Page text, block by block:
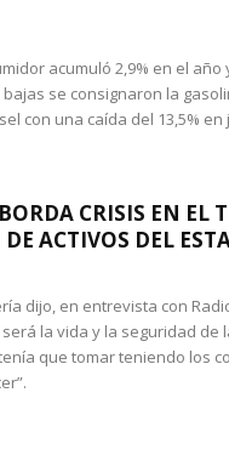
acumuló 2,9% en el año
se consignaron la
con una caída del 13,5% en
CRISIS EN EL
ACTIVOS DEL
dijo, en entrevista con
la vida y la seguridad de
que tomar teniendo los